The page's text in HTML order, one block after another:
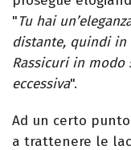
"Tu hai
distante, quindi in
Rassicuri in modo
eccessiva".
Ad un certo
a trattenere le